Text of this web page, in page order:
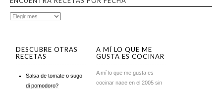
DESCUBRE OTRAS
RECETAS
Salsa de tomate o sugo
di pomodoro?
A MÍ LO QUE ME
GUSTA ES COCINAR
A mí lo que me gusta es
cocinar nace en el 2005 sin